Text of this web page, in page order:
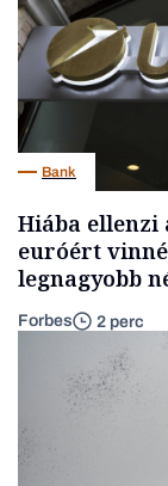
Bank
Hiába ellenzi
euróért
legnagyobb
Forbes 2 perc